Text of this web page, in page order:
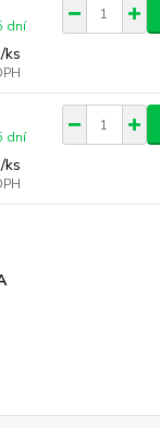
/ks
dní
/ks
dní